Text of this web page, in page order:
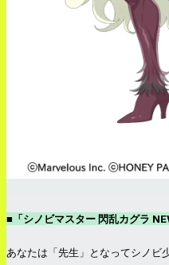
■「シノビマスター 閃乱カグラ
あなたは「先生」となってシノビ